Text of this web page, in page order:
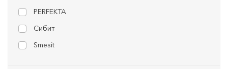
PERFEKTA
Сибит
Smesit